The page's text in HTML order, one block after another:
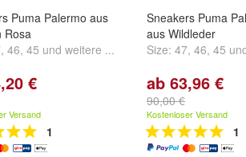
Puma Palermo aus
Rosa
, 46, 45 und weitere ...
€
Versand
1
Sneakers Puma
aus Wildleder
Size: 47, 46, 45
ab 63,96 €
90,00 €
Kostenloser Versand
1